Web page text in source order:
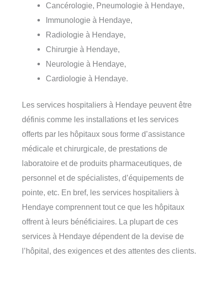
Cancérologie, Pneumologie à Hendaye,
Immunologie à Hendaye,
Radiologie à Hendaye,
Chirurgie à Hendaye,
Neurologie à Hendaye,
Cardiologie à Hendaye.
Les services hospitaliers à Hendaye peuvent être
définis comme les installations et les services
offerts par les hôpitaux sous forme d’assistance
médicale et chirurgicale, de prestations de
laboratoire et de produits pharmaceutiques, de
personnel et de spécialistes, d’équipements de
pointe, etc. En bref, les services hospitaliers à
Hendaye comprennent tout ce que les hôpitaux
offrent à leurs bénéficiaires. La plupart de ces
services à Hendaye dépendent de la devise de
l’hôpital, des exigences et des attentes des clients.